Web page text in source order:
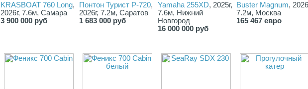
KRASBOAT 760 Long,
2026г, 7.6м, Самара
3 900 000 руб
Понтон Турист Р-720,
2026г, 7.2м, Саратов
1 683 000 руб
Yamaha 255XD, 2025г,
7.6м, Нижний
Новгород
16 000 000 руб
Buster Magnum,
7.2м, Москва
165 467 евро